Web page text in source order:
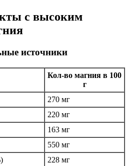
с высоким
источники
Кол-во магния в 100
г
270 мг
220 мг
163 мг
550 мг
228 мг